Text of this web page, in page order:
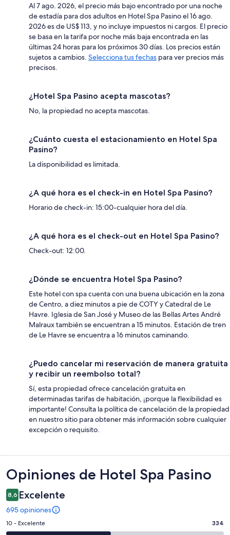
Al 7 ago. 2026, el precio más bajo encontrado por una noche
de estadía para dos adultos en Hotel Spa Pasino el 16 ago.
2026 es de US$ 113, y no incluye impuestos ni cargos. El precio
se basa en la tarifa por noche más baja encontrada en las
últimas 24 horas para los próximos 30 días. Los precios están
sujetos a cambios. Selecciona tus fechas para ver precios más
precisos.
¿Hotel Spa Pasino acepta mascotas?
No, la propiedad no acepta mascotas.
¿Cuánto cuesta el estacionamiento en Hotel Spa
Pasino?
La disponibilidad es limitada.
¿A qué hora es el check-in en Hotel Spa Pasino?
Horario de check-in: 15:00-cualquier hora del día.
¿A qué hora es el check-out en Hotel Spa Pasino?
Check-out: 12:00.
¿Dónde se encuentra Hotel Spa Pasino?
Este hotel con spa cuenta con una buena ubicación en la zona
de Centro, a diez minutos a pie de COTY y Catedral de Le
Havre. Iglesia de San José y Museo de las Bellas Artes André
Malraux también se encuentran a 15 minutos. Estación de tren
de Le Havre se encuentra a 16 minutos caminando.
¿Puedo cancelar mi reservación de manera gratuita
y recibir un reembolso total?
Sí, esta propiedad ofrece cancelación gratuita en
determinadas tarifas de habitación, ¡porque la flexibilidad es
importante! Consulta la política de cancelación de la propiedad
en nuestro sitio para obtener más información sobre cualquier
excepción o requisito.
Opiniones
Opiniones de Hotel Spa Pasino
8,6 Excelente
695 opiniones
Evaluación:
10 - Excelente 334